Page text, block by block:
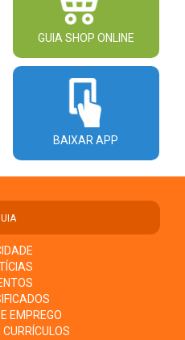
GUIA SHOP ONLINE
BAIXAR APP
EMPREGO
CURRÍCULOS